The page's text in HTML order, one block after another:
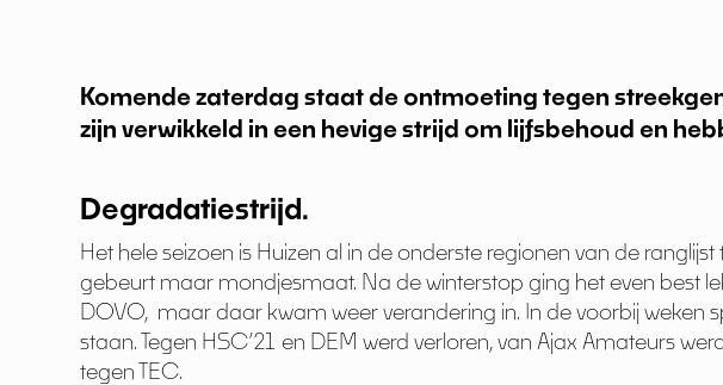
Komende zaterdag staat de ontmoeting tegen
zijn verwikkeld in een hevige strijd om lijfsbehoud en
Degradatiestrijd.
Het hele seizoen is Huizen al in de onderste regionen van de
gebeurt maar mondjesmaat. Na de winterstop ging het even best
DOVO, maar daar kwam weer verandering in. In de voorbij weken
staan. Tegen HSC’21 en DEM werd verloren, van Ajax Amateurs
tegen TEC.